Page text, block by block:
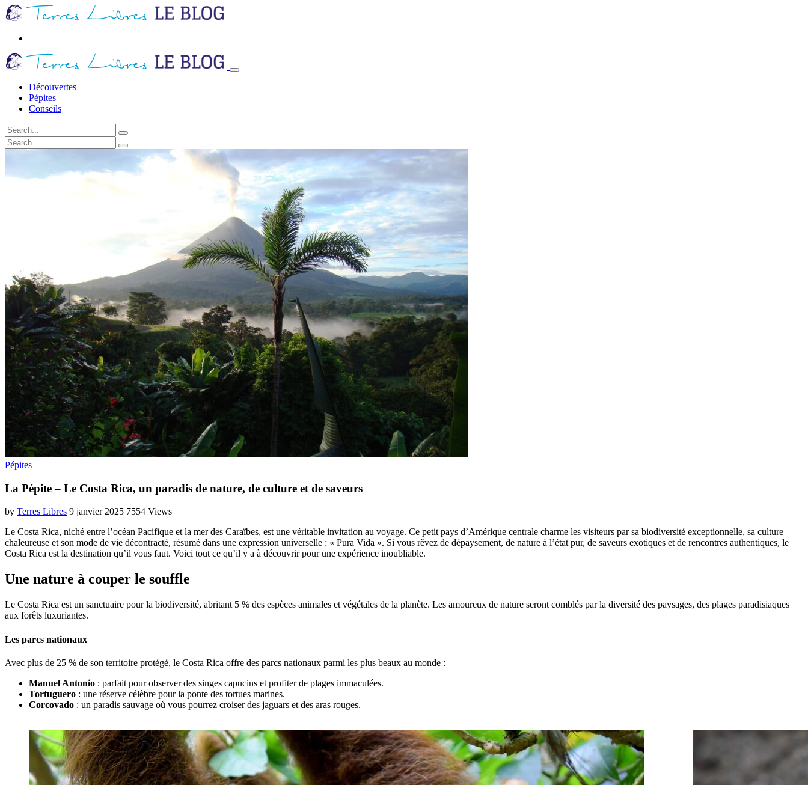
Découvertes
Pépites
Conseils
Pépites
La Pépite – Le Costa Rica, un paradis de nature, de culture et de saveurs
by Terres Libres 9 janvier 2025 7554 Views
Le Costa Rica, niché entre l’océan Pacifique et la mer des Caraïbes, est une véritable invitation au voyage. Ce petit pays d’Amérique centrale charme les visiteurs par sa biodiversité exceptionnelle, sa culture
chaleureuse et son mode de vie décontracté, résumé dans une expression universelle : « Pura Vida ». Si vous rêvez de dépaysement, de nature à l’état pur, de saveurs exotiques et de rencontres authentiques, le
Costa Rica est la destination qu’il vous faut. Voici tout ce qu’il y a à découvrir pour une expérience inoubliable.
Une nature à couper le souffle
Le Costa Rica est un sanctuaire pour la biodiversité, abritant 5 % des espèces animales et végétales de la planète. Les amoureux de nature seront comblés par la diversité des paysages, des plages paradisiaques
aux forêts luxuriantes.
Les parcs nationaux
Avec plus de 25 % de son territoire protégé, le Costa Rica offre des parcs nationaux parmi les plus beaux au monde :
Manuel Antonio : parfait pour observer des singes capucins et profiter de plages immaculées.
Tortuguero : une réserve célèbre pour la ponte des tortues marines.
Corcovado : un paradis sauvage où vous pourrez croiser des jaguars et des aras rouges.